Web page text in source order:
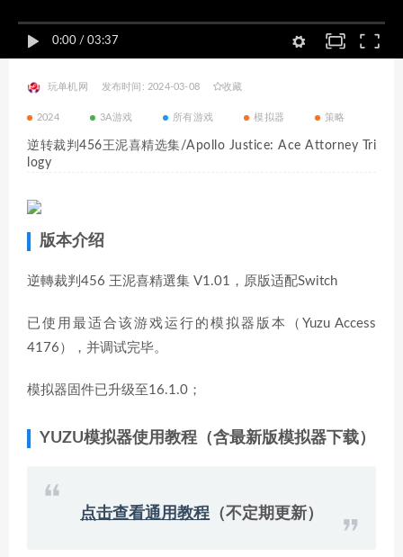
0:00 / 03:37
玩单机网 发布时间: 2024-03-08 收藏
2024 3A游戏 所有游戏 模拟器 策略
逆转裁判456王泥喜精选集/Apollo Justice: Ace Attorney Tri
logy
版本介绍
逆轉裁判456 王泥喜精選集 V1.01，原版适配Switch
已使用最适合该游戏运行的模拟器版本（Yuzu Access
4176），并调试完毕。
模拟器固件已升级至16.1.0；
YUZU模拟器使用教程（含最新版模拟器下载）
点击查看通用教程 （不定期更新）